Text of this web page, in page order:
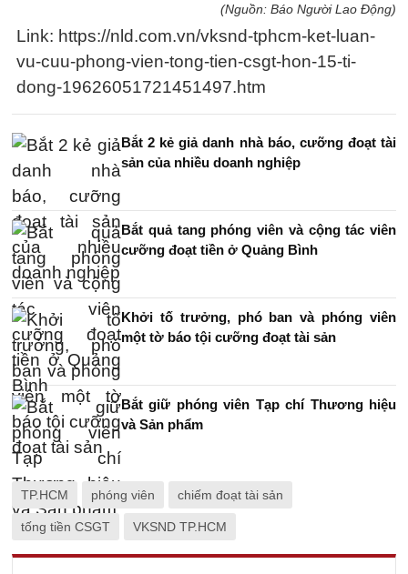
(Nguồn: Báo Người Lao Động)
Link: https://nld.com.vn/vksnd-tphcm-ket-luan-
vu-cuu-phong-vien-tong-tien-csgt-hon-15-ti-
dong-19626051721451497.htm
Bắt 2 kẻ giả danh nhà báo, cưỡng đoạt tài
sản của nhiều doanh nghiệp
Bắt quả tang phóng viên và cộng tác viên
cưỡng đoạt tiền ở Quảng Bình
Khởi tố trưởng, phó ban và phóng viên
một tờ báo tội cưỡng đoạt tài sản
Bắt giữ phóng viên Tạp chí Thương hiệu
và Sản phẩm
TP.HCM phóng viên chiếm đoạt tài sản
tống tiền CSGT VKSND TP.HCM